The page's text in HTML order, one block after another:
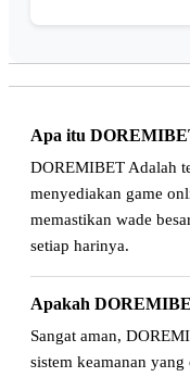
Apa itu
DOREMIBET Adalah
menyediakan game
memastikan wade
setiap harinya.
Apakah
Sangat aman,
sistem keamanan